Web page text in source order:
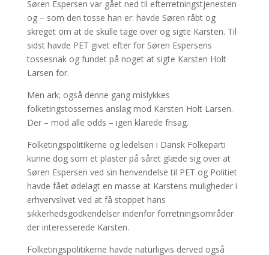
Søren Espersen var gået ned til efterretningstjenesten
og – som den tosse han er: havde Søren råbt og
skreget om at de skulle tage over og sigte Karsten. Til
sidst havde PET givet efter for Søren Espersens
tossesnak og fundet på noget at sigte Karsten Holt
Larsen for.
Men ark; også denne gang mislykkes
folketingstossernes anslag mod Karsten Holt Larsen.
Der – mod alle odds – igen klarede frisag.
Folketingspolitikerne og ledelsen i Dansk Folkeparti
kunne dog som et plaster på såret glæde sig over at
Søren Espersen ved sin henvendelse til PET og Politiet
havde fået ødelagt en masse at Karstens muligheder i
erhvervslivet ved at få stoppet hans
sikkerhedsgodkendelser indenfor forretningsområder
der interesserede Karsten.
Folketingspolitikerne havde naturligvis derved også